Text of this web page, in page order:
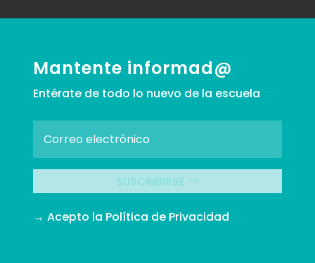
Mantente informad@
Entérate de todo lo nuevo de la escuela
SUSCRIBIRSE
→ Acepto la Política de Privacidad